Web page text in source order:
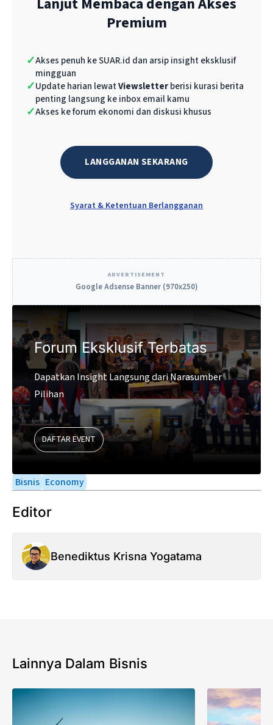
mana pasar ekspor ke Amerika sangat besar
Kedua, alas laki dan furnitur, yang sensitif
terhadap tarif karena sangat kompetitif.
Ketiga, mainan anak dan barang rumah
effect dari negara lain.
barang kerajinan, yang juga mempunyai
Premium
✓Akses penuh ke SUAR.id dan arsip insight eksklusif
mingguan
✓Update harian lewatViewsletterberisi kurasi berita
penting langsung ke inbox email kamu
✓Akses ke forum ekonomi dan diskusi khusus
LANGGANAN SEKARANG
Syarat & Ketentuan Berlangganan
ADVERTISEMENT
Google Adsense Banner (970x250)
Forum Eksklusif Terbatas
Dapatkan Insight Langsung dari Narasumber
Pilihan
DAFTAR EVENT
Bisnis Economy
Editor
Benediktus Krisna Yogatama
Lainnya Dalam Bisnis